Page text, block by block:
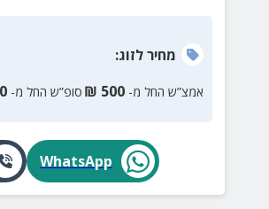
מחירלזוג:
אמצ”ש החל מ- 500
₪ סופ”ש החל מ-
WhatsApp